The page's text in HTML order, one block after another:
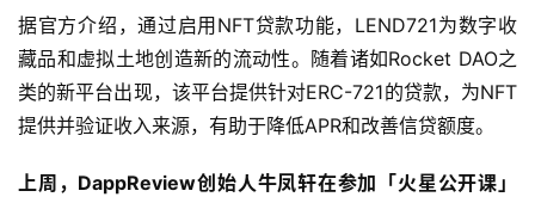
据官方介绍，通过启用NFT贷款功能，LEND721为数字收
藏品和虚拟土地创造新的流动性。随着诸如Rocket DAO之
类的新平台出现，该平台提供针对ERC-721的贷款，为NFT
提供并验证收入来源，有助于降低APR和改善信贷额度。
上周，DappReview创始人牛凤轩在参加「火星公开课」